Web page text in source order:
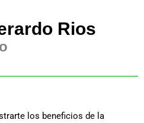
Rios
los beneficios de la